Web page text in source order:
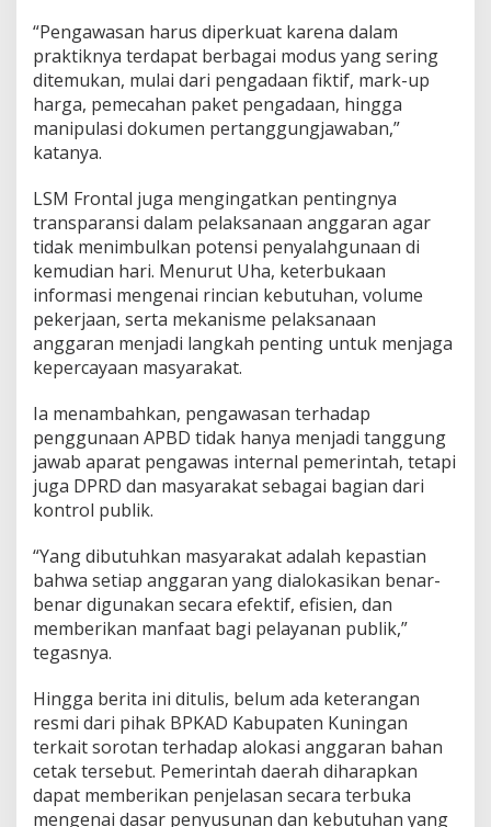
“Pengawasan harus diperkuat karena dalam
praktiknya terdapat berbagai modus yang sering
ditemukan, mulai dari pengadaan fiktif, mark-up
harga, pemecahan paket pengadaan, hingga
manipulasi dokumen pertanggungjawaban,”
katanya.
LSM Frontal juga mengingatkan pentingnya
transparansi dalam pelaksanaan anggaran agar
tidak menimbulkan potensi penyalahgunaan di
kemudian hari. Menurut Uha, keterbukaan
informasi mengenai rincian kebutuhan, volume
pekerjaan, serta mekanisme pelaksanaan
anggaran menjadi langkah penting untuk menjaga
kepercayaan masyarakat.
Ia menambahkan, pengawasan terhadap
penggunaan APBD tidak hanya menjadi tanggung
jawab aparat pengawas internal pemerintah, tetapi
juga DPRD dan masyarakat sebagai bagian dari
kontrol publik.
“Yang dibutuhkan masyarakat adalah kepastian
bahwa setiap anggaran yang dialokasikan benar-
benar digunakan secara efektif, efisien, dan
memberikan manfaat bagi pelayanan publik,”
tegasnya.
Hingga berita ini ditulis, belum ada keterangan
resmi dari pihak BPKAD Kabupaten Kuningan
terkait sorotan terhadap alokasi anggaran bahan
cetak tersebut. Pemerintah daerah diharapkan
dapat memberikan penjelasan secara terbuka
mengenai dasar penyusunan dan kebutuhan yang